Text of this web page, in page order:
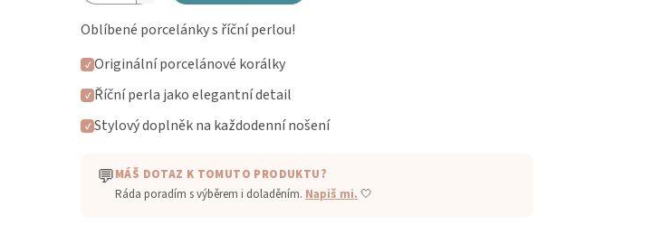
Oblíbené porcelánky s říční perlou!
✓ Originální porcelánové korálky
✓ Říční perla jako elegantní detail
✓ Stylový doplněk na každodenní nošení
💬MÁŠ DOTAZ K TOMUTO PRODUKTU?
Ráda poradím s výběrem i doladěním. Napiš mi. 🤍